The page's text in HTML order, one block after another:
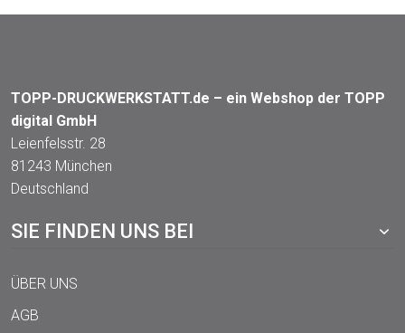
TOPP-DRUCKWERKSTATT.de – ein Webshop der TOPP
digital GmbH
Leienfelsstr. 28
81243 München
Deutschland
SIE FINDEN UNS BEI
ÜBER UNS
AGB